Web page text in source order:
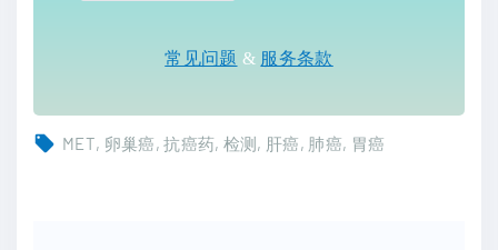
常见问题 & 服务条款
MET 卵巢癌 抗癌药 检测 肝癌 肺癌 胃癌